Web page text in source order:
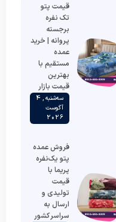
قیمت پتو
تک نفره
برجسته
پروانه | خرید
عمده
مستقیم با
بهترین
قیمت بازار
سه‌شنبه , 4
آگوست
2026
فروش عمده
پتو یک‌نفره
پریما با
قیمت
تولیدی و
ارسال به
سراسر کشور